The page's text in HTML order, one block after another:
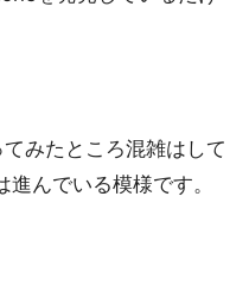
みたところ混雑はして
んでいる模様です。